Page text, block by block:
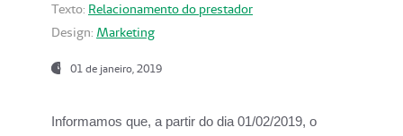
Texto: Relacionamento do prestador
Design: Marketing
01 de janeiro, 2019
Informamos que, a partir do dia 01/02/2019, o